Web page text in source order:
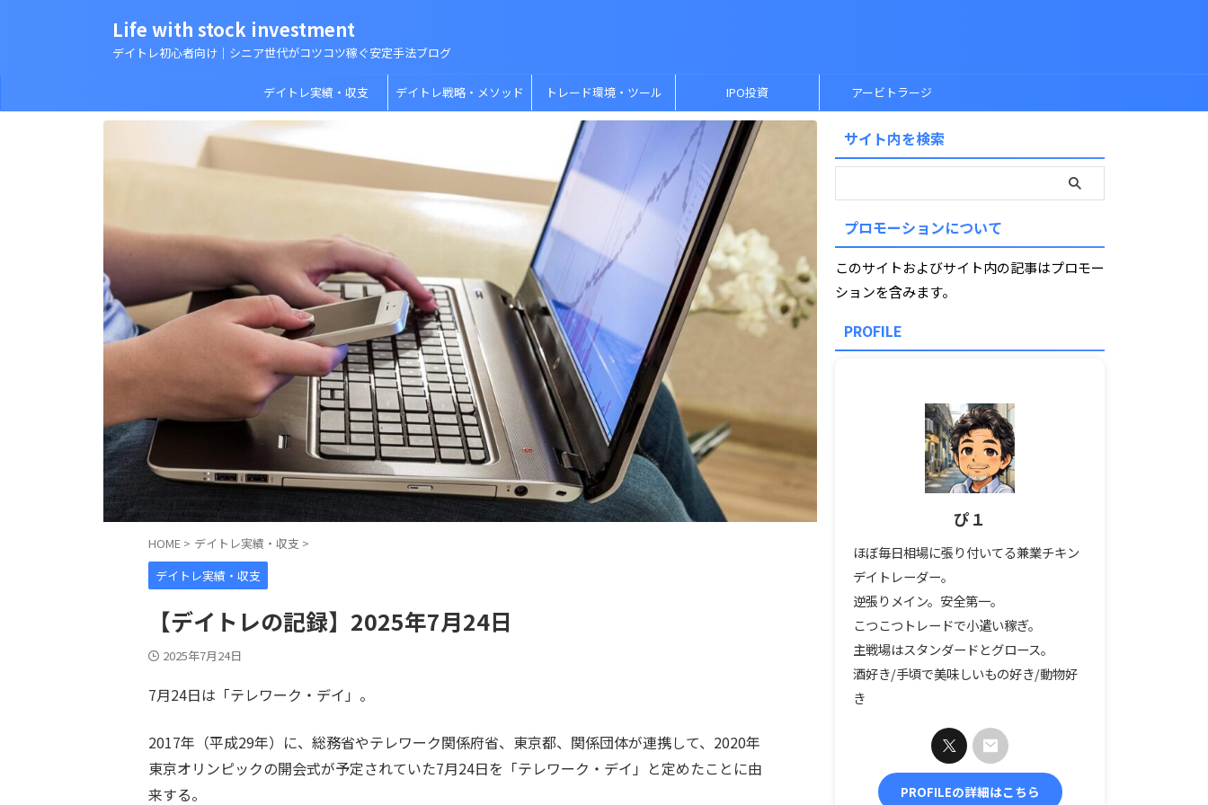
Life with stock investment
デイトレ初心者向け｜シニア世代がコツコツ稼ぐ安定手法ブログ
デイトレ実績・収支 デイトレ戦略・メソッド トレード環境・ツール IPO投資 アービトラージ
HOME > デイトレ実績・収支 >
デイトレ実績・収支
【デイトレの記録】2025年7月24日
2025年7月24日
7月24日は「テレワーク・デイ」。
2017年（平成29年）に、総務省やテレワーク関係府省、東京都、関係団体が連携して、2020年
東京オリンピックの開会式が予定されていた7月24日を「テレワーク・デイ」と定めたことに由
来する。
サイト内を検索
プロモーションについて
このサイトおよびサイト内の記事はプロモー
ションを含みます。
PROFILE
ぴ１
ほぼ毎日相場に張り付いてる兼業チキン
デイトレーダー。
逆張りメイン。安全第一。
こつこつトレードで小遣い稼ぎ。
主戦場はスタンダードとグロース。
酒好き/手頃で美味しいもの好き/動物好
き
PROFILEの詳細はこちら